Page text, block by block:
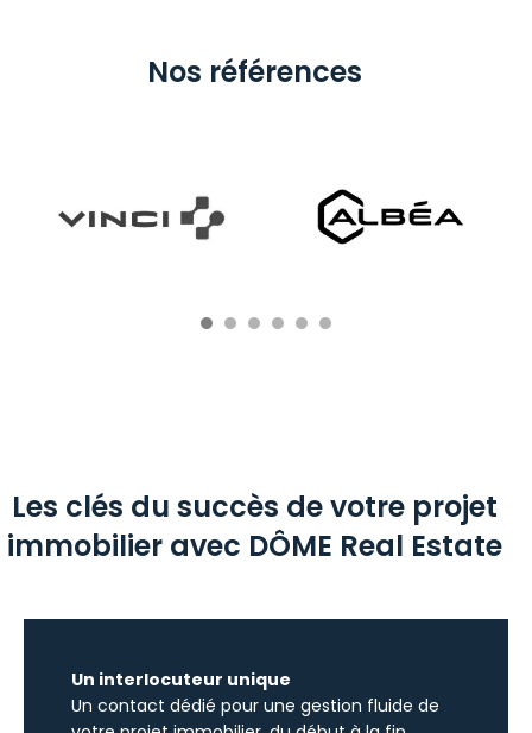
Nos références
Les clés du succès de votre projet
immobilier avec DÔME Real Estate
Un interlocuteur unique
Un contact dédié pour une gestion fluide de